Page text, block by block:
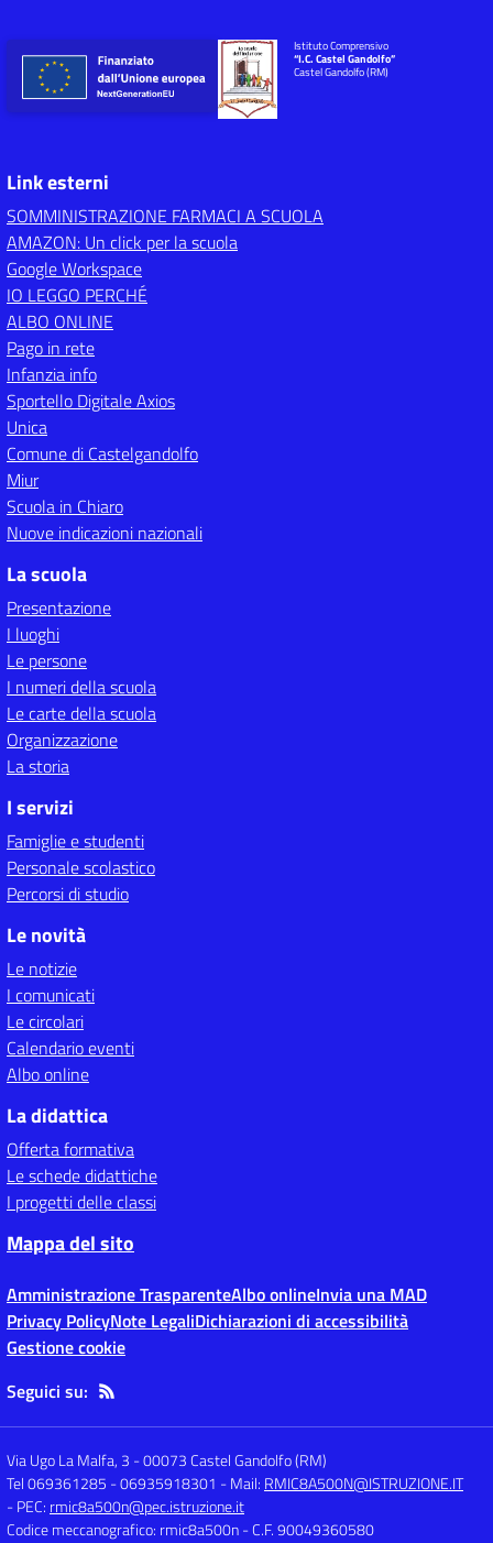
Istituto Comprensivo
“I.C. Castel Gandolfo”
Castel Gandolfo (RM)
Link esterni
SOMMINISTRAZIONE FARMACI A SCUOLA
AMAZON: Un click per la scuola
Google Workspace
IO LEGGO PERCHÉ
ALBO ONLINE
Pago in rete
Infanzia info
Sportello Digitale Axios
Unica
Comune di Castelgandolfo
Miur
Scuola in Chiaro
Nuove indicazioni nazionali
La scuola
Presentazione
I luoghi
Le persone
I numeri della scuola
Le carte della scuola
Organizzazione
La storia
I servizi
Famiglie e studenti
Personale scolastico
Percorsi di studio
Le novità
Le notizie
I comunicati
Le circolari
Calendario eventi
Albo online
La didattica
Offerta formativa
Le schede didattiche
I progetti delle classi
Mappa del sito
Amministrazione TrasparenteAlbo onlineInvia una MAD
Privacy PolicyNote LegaliDichiarazioni di accessibilità
Gestione cookie
Seguici su:
Via Ugo La Malfa, 3 -00073 Castel Gandolfo (RM)
Tel 069361285 - 06935918301 - Mail: RMIC8A500N@ISTRUZIONE.IT
- PEC: rmic8a500n@pec.istruzione.it
Codice meccanografico: rmic8a500n- C.F. 90049360580